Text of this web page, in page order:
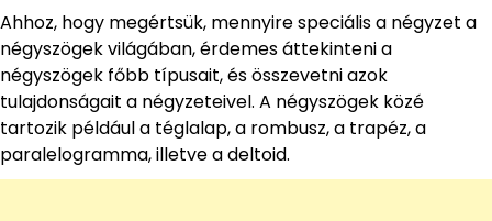
Ahhoz, hogy megértsük, mennyire speciális a négyzet a
négyszögek világában, érdemes áttekinteni a
négyszögek főbb típusait, és összevetni azok
tulajdonságait a négyzeteivel. A négyszögek közé
tartozik például a téglalap, a rombusz, a trapéz, a
paralelogramma, illetve a deltoid.